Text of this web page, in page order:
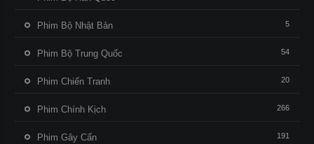
Phim Bộ Nhật Bản 5
Phim Bộ Trung Quốc 54
Phim Chiến Tranh 20
Phim Chính Kịch 266
Phim Gây Cấn 191